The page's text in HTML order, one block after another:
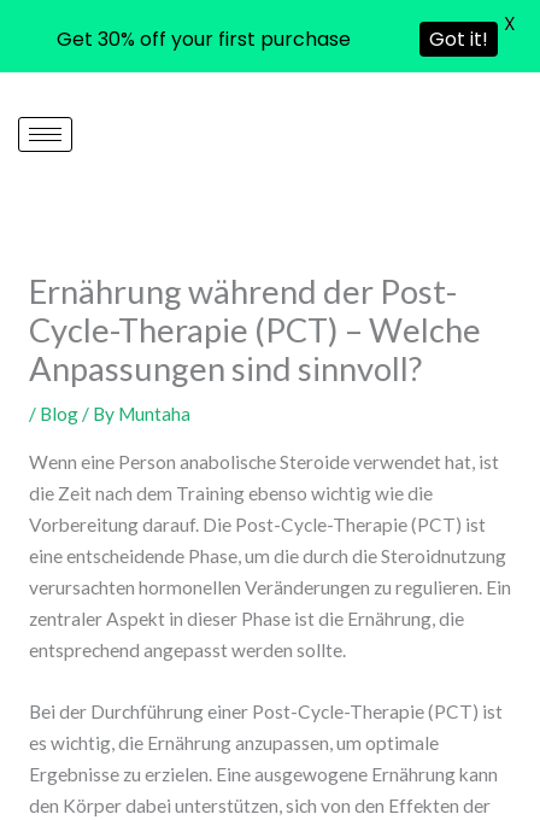
content
Ernährung während der Post-
Cycle-Therapie (PCT) – Welche
Anpassungen sind sinnvoll?
/ Blog/ By Muntaha
Wenn eine Person anabolische Steroide verwendet hat, ist
die Zeit nach dem Training ebenso wichtig wie die
Vorbereitung darauf. Die Post-Cycle-Therapie (PCT) ist
eine entscheidende Phase, um die durch die Steroidnutzung
verursachten hormonellen Veränderungen zu regulieren. Ein
zentraler Aspekt in dieser Phase ist die Ernährung, die
entsprechend angepasst werden sollte.
Bei der Durchführung einer Post-Cycle-Therapie (PCT) ist
es wichtig, die Ernährung anzupassen, um optimale
Ergebnisse zu erzielen. Eine ausgewogene Ernährung kann
den Körper dabei unterstützen, sich von den Effekten der
Get 30% off your first purchase Got it!
X